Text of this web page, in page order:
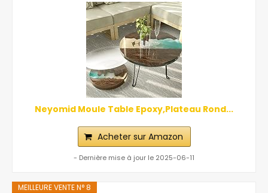
Neyomid Moule Table Epoxy,Plateau Rond...
Acheter sur Amazon
- Dernière mise à jour le 2025-06-11
MEILLEURE VENTE N° 8